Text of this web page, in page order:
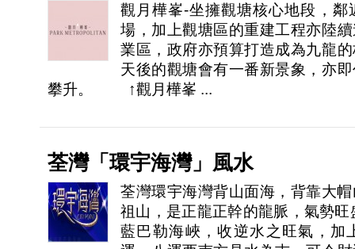
觀月樺峯-坐擁觀塘核心地段，鄰
場，加上觀塘區的重建工程亦陸
業區，政府亦預算打造成為九龍
天後的觀塘會有一番新景象，亦
攀升。 ↑觀月樺峯 ...
荃灣「環宇海灣」風水
荃灣環宇海灣背山面海，背靠大
祖山，是正龍正幹的龍脈，氣勢
藍巴勒海峽，收逆水之旺氣，加